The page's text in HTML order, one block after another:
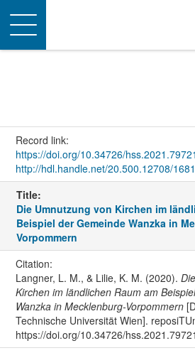
Toggle
navigation
Record link:
https://doi.org/10.34726/hss.2021.79721
http://hdl.handle.net/20.500.12708/
Title:
Die Umnutzung von Kirchen im
Beispiel der Gemeinde Wanzka in
Vorpommern
Citation:
Langner, L. M., & Lilie, K. M. (2020).
Kirchen im ländlichen Raum am
Wanzka in Mecklenburg-Vorpommern
Technische Universität Wien].
https://doi.org/10.34726/hss.2021.79721